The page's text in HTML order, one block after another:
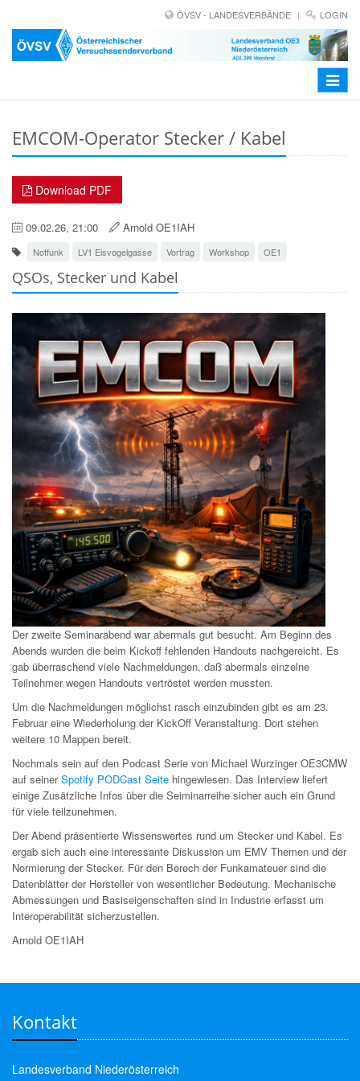
ÖVSV - LANDESVERBÄNDE LOGIN
Toggle
EMCOM-Operator Stecker / Kabel
Download PDF
09.02.26, 21:00 Arnold OE1IAH
Notfunk LV1 Eisvogelgasse Vortrag Workshop OE1
QSOs, Stecker und Kabel
Der zweite Seminarabend war abermals gut besucht. Am Beginn des
Abends wurden die beim Kickoff fehlenden Handouts nachgereicht. Es
gab überraschend viele Nachmeldungen, daß abermals einzelne
Teilnehmer wegen Handouts vertröstet werden mussten.
Um die Nachmeldungen möglichst rasch einzubinden gibt es am 23.
Februar eine Wiederholung der KickOff Veranstaltung. Dort stehen
weitere 10 Mappen bereit.
Nochmals sein auf den Podcast Serie von Michael Wurzinger OE3CMW
auf seinerSpotify PODCast Seite hingewiesen. Das Interview liefert
einige Zusätzliche Infos über die Seiminarreihe sicher auch ein Grund
für viele teilzunehmen.
Der Abend präsentierte Wissenswertes rund um Stecker und Kabel. Es
ergab sich auch eine interessante Diskussion um EMV Themen und der
Normierung der Stecker. Für den Berech der Funkamateuer sind die
Datenblätter der Hersteller von wesentlicher Bedeutung. Mechanische
Abmessungen und Basiseigenschaften sind in Industrie erfasst um
Interoperabilität sicherzustellen.
Arnold OE1IAH
Kontakt
Landesverband Niederösterreich